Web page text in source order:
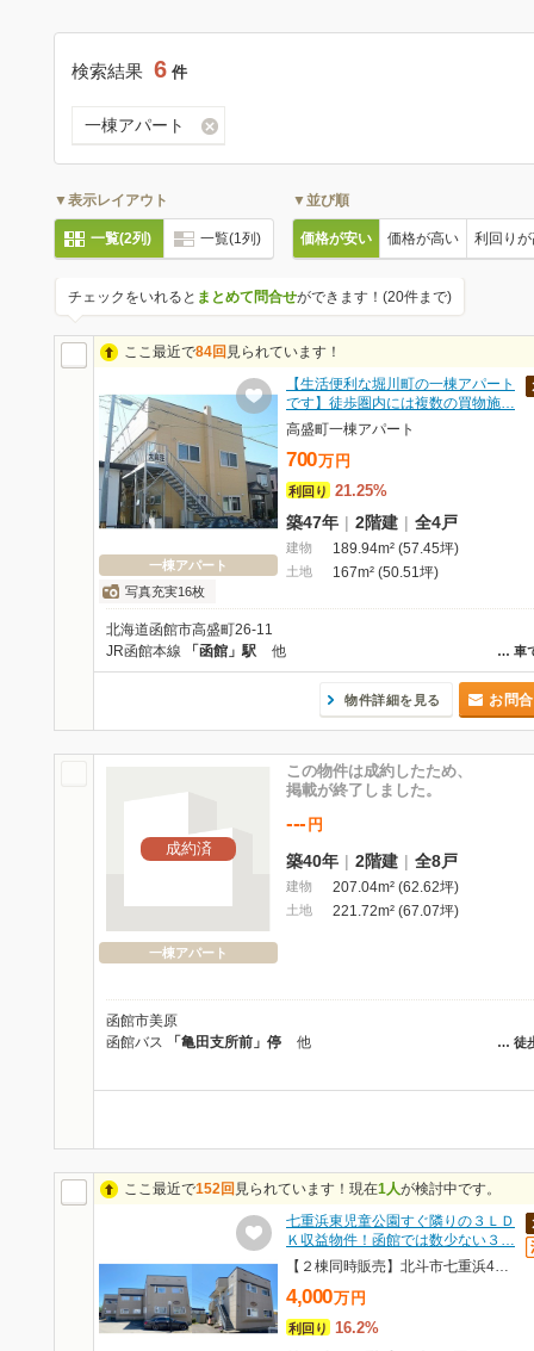
検索結果 6 件
一棟アパート
▼表示レイアウト
一覧(2列) 一覧(1列)
▼並び順
価格が安い 価格が高い 利回り
チェックをいれると まとめて問合せができます！(20件まで)
ここ最近で84回 見られています！
一棟アパート
写真充実16枚
【生活便利な堀川町の一棟アパート
です】徒歩圏内には複数の買物施…
高盛町一棟アパート
700万 円
利回り 21.25%
築47年 | 2階建 | 全4戸
建物 189.94m² (57.45坪)
土地 167m² (50.51坪)
北海道函館市高盛町26-11
… 車
JR函館本線 「函館」駅 他
物件詳細を見る お問
成約済
一棟アパート
この物件は成約したため、
掲載が終了しました。
--- 円
築40年 | 2階建 | 全8戸
建物 207.04m² (62.62坪)
土地 221.72m² (67.07坪)
函館市美原
… 徒
函館バス 「亀田支所前」停 他
ここ最近で152回 見られています！現在1人が検討中です。
七重浜東児童公園すぐ隣りの３ＬＤ
Ｋ収益物件！函館では数少ない３…
【２棟同時販売】北斗市七重浜4丁目 一棟売アパート
4,000万 円
利回り 16.2%